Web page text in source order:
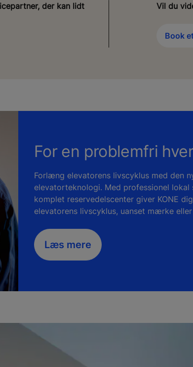
der kan lidt
Vil du
Book
For en problemfri
Forlæng elevatorens livscyklus med den
elevatorteknologi. Med professionel
komplet reservedelscenter giver KONE
elevatorens livscyklus, uanset mærke
Læs mere